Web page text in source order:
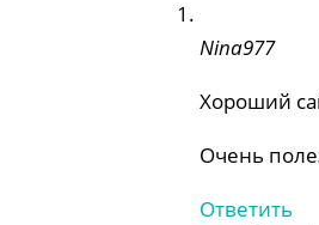
Nina977
Хороший
Очень
Ответить